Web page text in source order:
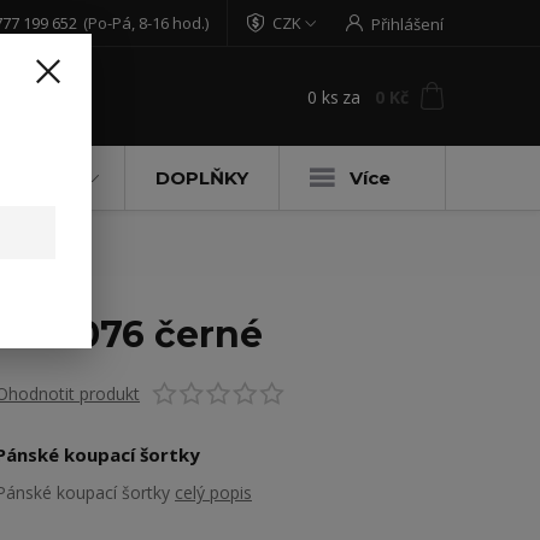
CZK Přihlášení
199 652 (Po-Pá, 8-16 hod.)
0 ks za 0 Kč
DOPLŇKY Více
4076 černé
produkt
koupací šortky
koupací šortky celý popis